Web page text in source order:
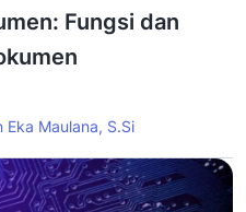
Fungsi dan
Eka Maulana, S.Si